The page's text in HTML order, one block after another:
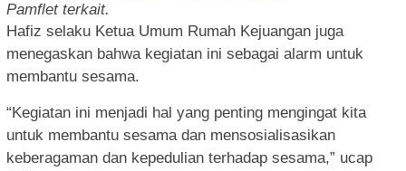
Pamflet terkait.
Hafiz selaku Ketua Umum Rumah Kejuangan juga
menegaskan bahwa kegiatan ini sebagai alarm untuk
membantu sesama.
“Kegiatan ini menjadi hal yang penting mengingat kita
untuk membantu sesama dan mensosialisasikan
keberagaman dan kepedulian terhadap sesama,” ucap